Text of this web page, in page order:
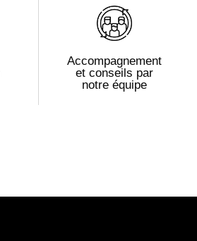
Accompagnement
et conseils par
notre équipe